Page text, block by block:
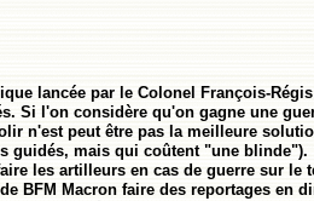
lancée par le Colonel François-
Si l'on considère qu'on gagne une
n'est peut être pas la meilleure
guidés, mais qui coûtent "une blinde").
les artilleurs en cas de guerre sur
BFM Macron faire des reportages en